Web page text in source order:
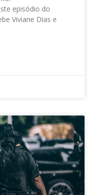
episódio do
Viviane Dias e